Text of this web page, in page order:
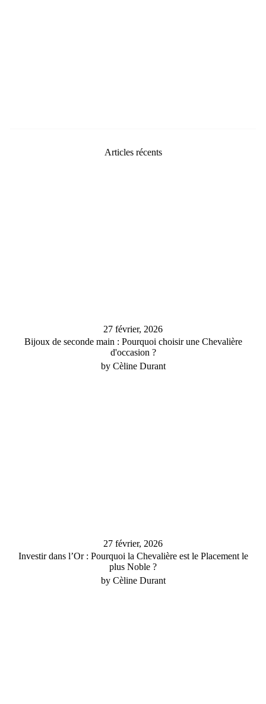
Articles récents
27 février, 2026
Bijoux de seconde main : Pourquoi choisir une Chevalière
d'occasion ?
by Cèline Durant
27 février, 2026
Investir dans l’Or : Pourquoi la Chevalière est le Placement le
plus Noble ?
by Cèline Durant